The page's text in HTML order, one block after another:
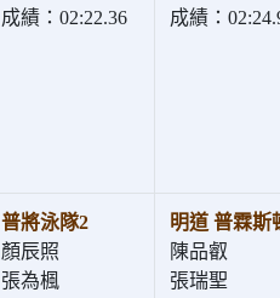
成績：02:22.36
成績：
普將泳隊2
顏辰照
張為楓
明道 普霖斯
陳品叡
張瑞聖